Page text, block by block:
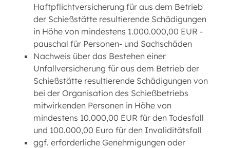
Haftpflichtversicherung für aus dem Betrieb
der Schießstätte resultierende Schädigungen
in Höhe von mindestens 1.000.000,00 EUR -
pauschal für Personen- und Sachschäden
Nachweis über das Bestehen einer
Unfallversicherung für aus dem Betrieb der
Schießstätte resultierende Schädigungen von
bei der Organisation des Schießbetriebs
mitwirkenden Personen in Höhe von
mindestens 10.000,00 EUR für den Todesfall
und 100.000,00 Euro für den Invaliditätsfall
ggf. erforderliche Genehmigungen oder